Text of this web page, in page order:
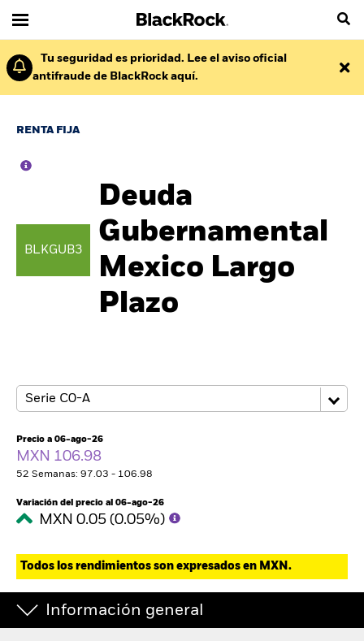
Tu seguridad es prioridad. Lee el aviso oficial
antifraude de BlackRock aquí.
RENTA FIJA
BLKGUB3
Deuda
Gubernamental
Mexico Largo
Plazo
Precio a 06-ago-26
MXN 106.98
52 Semanas: 97.03 - 106.98
Variación del precio al 06-ago-26
MXN 0.05 (0.05%)
Todos los rendimientos son expresados en MXN.
Información general